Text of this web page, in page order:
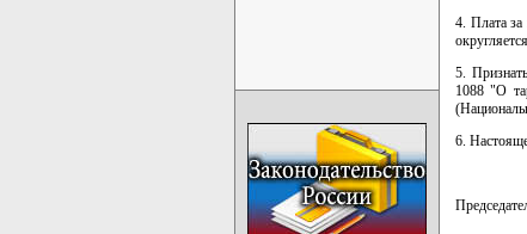
4. Плата за
5.
1088 "О
6.